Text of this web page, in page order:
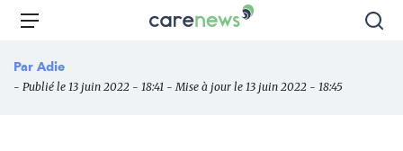
Aller
principal
Carenews,
des
Menu
Par Adie
- Publié le 13 juin 2022 - 18:41 - Mise à jour le 13 juin 2022 - 18:45